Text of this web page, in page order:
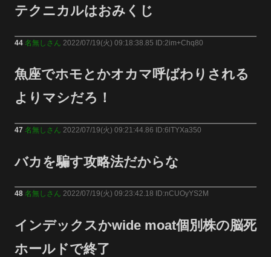
テクニカルはおみくじ
44 名無しさん 2022/07/19(火) 09:18:38.85 ID:2im+Chq80
魚座でホモとかオカマ呼ばわりされる
よりマシだろ！
47 名無しさん 2022/07/19(火) 09:21:44.86 ID:6lTYXa350
バカを騙す攻略法だからな
48 名無しさん 2022/07/19(火) 09:23:42.18 ID:nCUOyYS2M
インデックスかwide moat個別株の脳死
ホールドで終了